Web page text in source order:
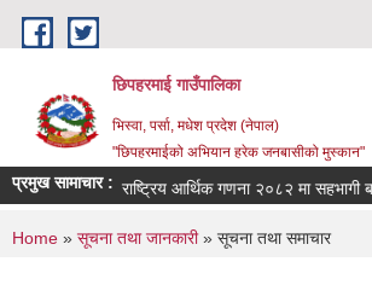
Skip to main content
छिपहरमाई गाउँपालिका
भिस्वा, पर्सा, मधेश प्रदेश (नेपाल)
"छिपहरमाईको अभियान हरेक जनबासीको मुस्कान"
प्रमुख सामाचार :
सम्बन्धमा राष्ट्रिय आर्थिक गणना २०८२ मा सहभागी बनौ
You are here
Home » सूचना तथा जानकारी» सूचना तथा समाचार